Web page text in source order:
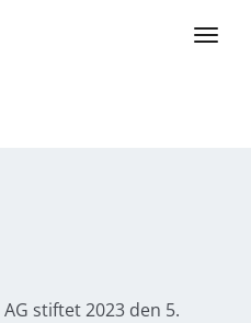
AG stiftet 2023 den 5.